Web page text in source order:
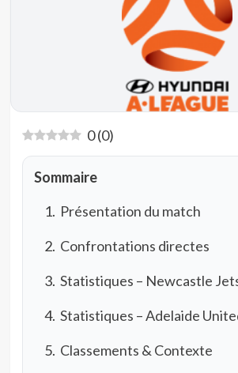
0(0)
Sommaire
Présentation du match
Confrontations directes
Statistiques – Newcastle
Statistiques – Adelaide
Classements & Contexte